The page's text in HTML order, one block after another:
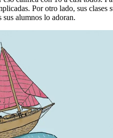
Por otro lado, sus
alumnos lo adoran.